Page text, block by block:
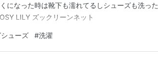
になった時は靴下も濡れてるしシューズも洗った
LILY ズックリーンネット
ューズ #洗濯